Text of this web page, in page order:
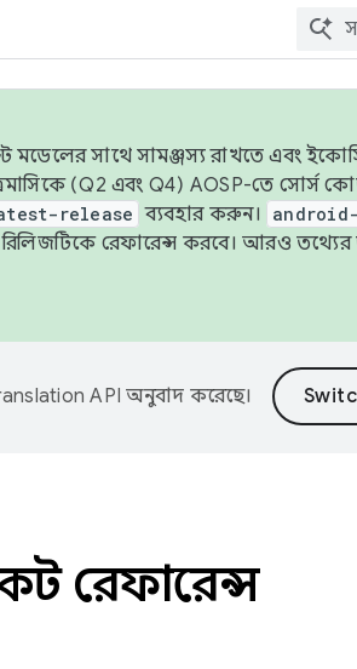
সাথে সামঞ্জস্য রাখতে এবং
(Q2 এবং Q4) AOSP-তে সোর্স
release ব্যবহার করুন।
রিলিজটিকে রেফারেন্স করবে। আরও
API অনুবাদ করেছে।
রেফারেন্স